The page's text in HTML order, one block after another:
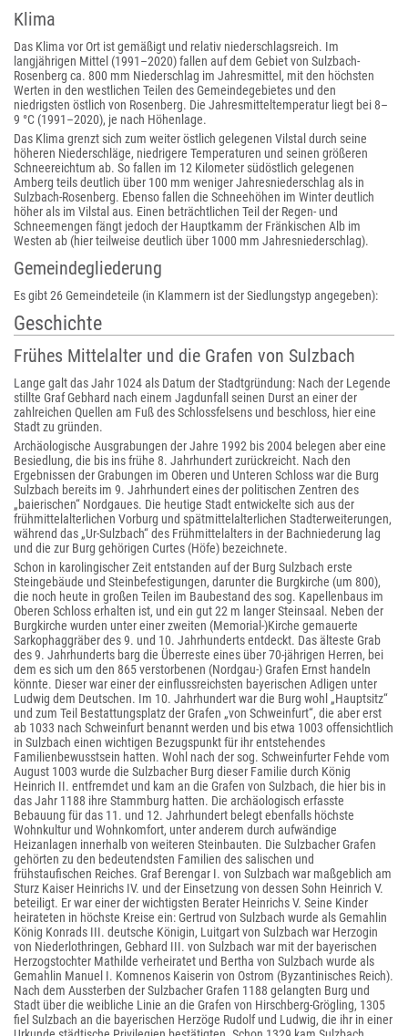
Klima
Das Klima vor Ort ist gemäßigt und relativ niederschlagsreich. Im
langjährigen Mittel (1991–2020) fallen auf dem Gebiet von Sulzbach-
Rosenberg ca. 800 mm Niederschlag im Jahresmittel, mit den höchsten
Werten in den westlichen Teilen des Gemeindegebietes und den
niedrigsten östlich von Rosenberg. Die Jahresmitteltemperatur liegt bei 8–
9 °C (1991–2020), je nach Höhenlage.
Das Klima grenzt sich zum weiter östlich gelegenen Vilstal durch seine
höheren Niederschläge, niedrigere Temperaturen und seinen größeren
Schneereichtum ab. So fallen im 12 Kilometer südöstlich gelegenen
Amberg teils deutlich über 100 mm weniger Jahresniederschlag als in
Sulzbach-Rosenberg. Ebenso fallen die Schneehöhen im Winter deutlich
höher als im Vilstal aus. Einen beträchtlichen Teil der Regen- und
Schneemengen fängt jedoch der Hauptkamm der Fränkischen Alb im
Westen ab (hier teilweise deutlich über 1000 mm Jahresniederschlag).
Gemeindegliederung
Es gibt 26 Gemeindeteile (in Klammern ist der Siedlungstyp angegeben):
Geschichte
Frühes Mittelalter und die Grafen von Sulzbach
Lange galt das Jahr 1024 als Datum der Stadtgründung: Nach der Legende
stillte Graf Gebhard nach einem Jagdunfall seinen Durst an einer der
zahlreichen Quellen am Fuß des Schlossfelsens und beschloss, hier eine
Stadt zu gründen.
Archäologische Ausgrabungen der Jahre 1992 bis 2004 belegen aber eine
Besiedlung, die bis ins frühe 8. Jahrhundert zurückreicht. Nach den
Ergebnissen der Grabungen im Oberen und Unteren Schloss war die Burg
Sulzbach bereits im 9. Jahrhundert eines der politischen Zentren des
„baierischen“ Nordgaues. Die heutige Stadt entwickelte sich aus der
frühmittelalterlichen Vorburg und spätmittelalterlichen Stadterweiterungen,
während das „Ur-Sulzbach“ des Frühmittelalters in der Bachniederung lag
und die zur Burg gehörigen Curtes (Höfe) bezeichnete.
Schon in karolingischer Zeit entstanden auf der Burg Sulzbach erste
Steingebäude und Steinbefestigungen, darunter die Burgkirche (um 800),
die noch heute in großen Teilen im Baubestand des sog. Kapellenbaus im
Oberen Schloss erhalten ist, und ein gut 22 m langer Steinsaal. Neben der
Burgkirche wurden unter einer zweiten (Memorial-)Kirche gemauerte
Sarkophaggräber des 9. und 10. Jahrhunderts entdeckt. Das älteste Grab
des 9. Jahrhunderts barg die Überreste eines über 70-jährigen Herren, bei
dem es sich um den 865 verstorbenen (Nordgau-) Grafen Ernst handeln
könnte. Dieser war einer der einflussreichsten bayerischen Adligen unter
Ludwig dem Deutschen. Im 10. Jahrhundert war die Burg wohl „Hauptsitz“
und zum Teil Bestattungsplatz der Grafen „von Schweinfurt“, die aber erst
ab 1033 nach Schweinfurt benannt werden und bis etwa 1003 offensichtlich
in Sulzbach einen wichtigen Bezugspunkt für ihr entstehendes
Familienbewusstsein hatten. Wohl nach der sog. Schweinfurter Fehde vom
August 1003 wurde die Sulzbacher Burg dieser Familie durch König
Heinrich II. entfremdet und kam an die Grafen von Sulzbach, die hier bis in
das Jahr 1188 ihre Stammburg hatten. Die archäologisch erfasste
Bebauung für das 11. und 12. Jahrhundert belegt ebenfalls höchste
Wohnkultur und Wohnkomfort, unter anderem durch aufwändige
Heizanlagen innerhalb von weiteren Steinbauten. Die Sulzbacher Grafen
gehörten zu den bedeutendsten Familien des salischen und
frühstaufischen Reiches. Graf Berengar I. von Sulzbach war maßgeblich am
Sturz Kaiser Heinrichs IV. und der Einsetzung von dessen Sohn Heinrich V.
beteiligt. Er war einer der wichtigsten Berater Heinrichs V. Seine Kinder
heirateten in höchste Kreise ein: Gertrud von Sulzbach wurde als Gemahlin
König Konrads III. deutsche Königin, Luitgart von Sulzbach war Herzogin
von Niederlothringen, Gebhard III. von Sulzbach war mit der bayerischen
Herzogstochter Mathilde verheiratet und Bertha von Sulzbach wurde als
Gemahlin Manuel I. Komnenos Kaiserin von Ostrom (Byzantinisches Reich).
Nach dem Aussterben der Sulzbacher Grafen 1188 gelangten Burg und
Stadt über die weibliche Linie an die Grafen von Hirschberg-Grögling, 1305
fiel Sulzbach an die bayerischen Herzöge Rudolf und Ludwig, die ihr in einer